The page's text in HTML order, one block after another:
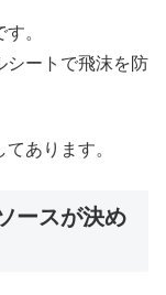
。
シートで飛沫を防
あります。
ースが決め